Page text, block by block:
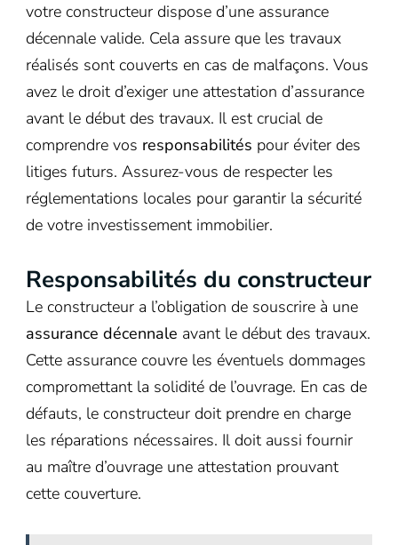
votre constructeur dispose d’une assurance
décennale valide. Cela assure que les travaux
réalisés sont couverts en cas de malfaçons. Vous
avez le droit d’exiger une attestation d’assurance
avant le début des travaux. Il est crucial de
comprendre vos responsabilités pour éviter des
litiges futurs. Assurez-vous de respecter les
réglementations locales pour garantir la sécurité
de votre investissement immobilier.
Responsabilités du constructeur
Le constructeur a l’obligation de souscrire à une
assurance décennale avant le début des travaux.
Cette assurance couvre les éventuels dommages
compromettant la solidité de l’ouvrage. En cas de
défauts, le constructeur doit prendre en charge
les réparations nécessaires. Il doit aussi fournir
au maître d’ouvrage une attestation prouvant
cette couverture.